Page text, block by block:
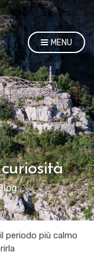
MENU
periodo più calmo